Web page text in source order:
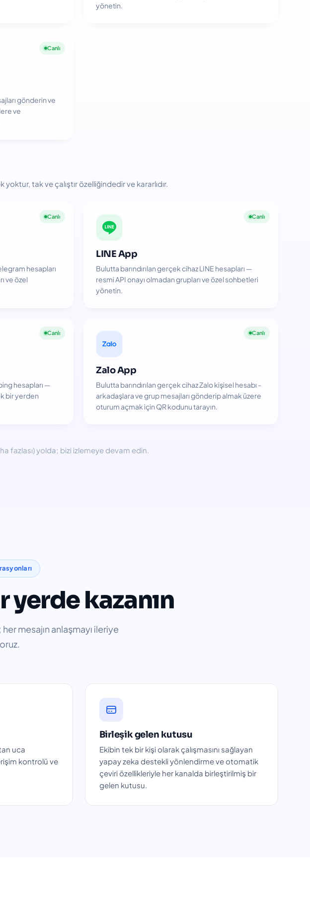
yönetin.
gönderin ve
ve
Canlı
yoktur, tak ve çalıştır özelliğindedir ve kararlıdır.
hesapları
ve özel
Canlı
LINE App
Bulutta barındırılan gerçek cihaz LINE hesapları —
resmi API onayı olmadan grupları ve özel sohbetleri
yönetin.
Canlı
hesapları —
bir yerden
Canlı
Zalo App
Bulutta barındırılan gerçek cihaz Zalo kişisel hesabı -
arkadaşlara ve grup mesajları gönderip almak üzere
oturum açmak için QR kodunu tarayın.
Canlı
fazlası) yolda; bizi izlemeye devam edin.
yerde kazanın
mesajın anlaşmayı ileriye
uca
kontrolü ve
Birleşik gelen kutusu
Ekibin tek bir kişi olarak çalışmasını sağlayan
yapay zeka destekli yönlendirme ve otomatik
çeviri özellikleriyle her kanalda birleştirilmiş bir
gelen kutusu.